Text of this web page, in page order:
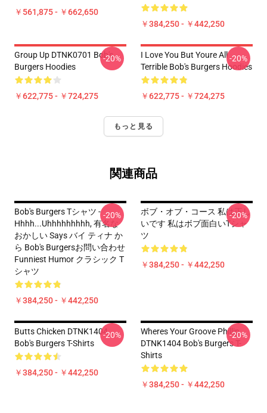
￥561,875 - ￥662,650
￥384,250 - ￥442,250
Group Up DTNK0701 Bob's
Burgers Hoodies
￥622,775 - ￥724,275
-20%
I Love You But Youre All
Terrible Bob's Burgers Hoodies
￥622,775 - ￥724,275
-20%
もっと見る
関連商品
Bob's Burgers Tシャツ -
Hhhh...Uhhhhhhhhh, 有名な
おかしい Says バイ ティナ か
ら Bob's Burgersお問い合わせ
Funniest Humor クラシック T
シャツ
￥384,250 - ￥442,250
-20%
ボブ・オブ・コース 私は正し
いです 私はボブ面白いTシャ
ツ
￥384,250 - ￥442,250
-20%
Butts Chicken DTNK1404
Bob's Burgers T-Shirts
￥384,250 - ￥442,250
-20%
Wheres Your Groove Phillip
DTNK1404 Bob's Burgers T-
Shirts
￥384,250 - ￥442,250
-20%